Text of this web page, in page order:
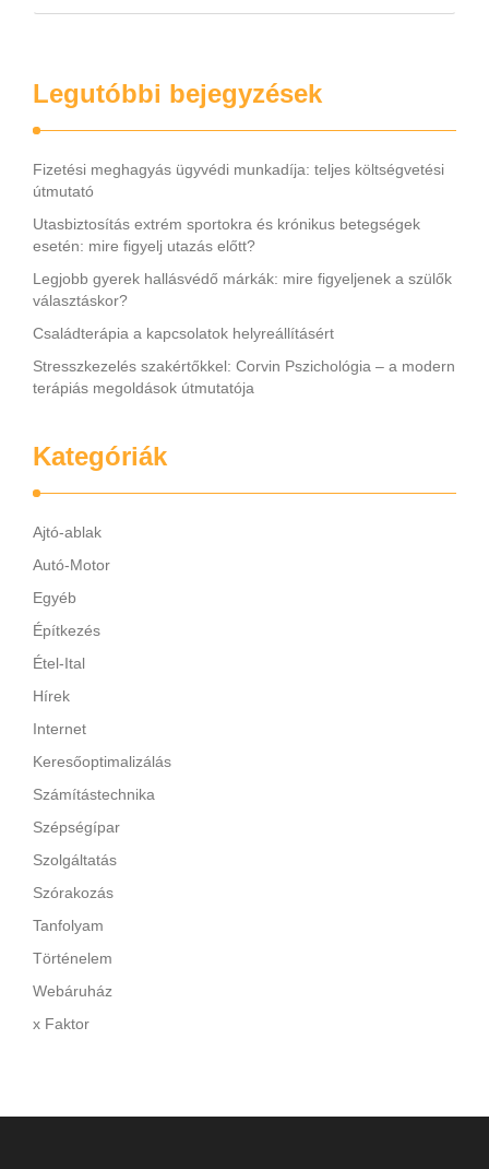
kényelmetlenséget, félelmet vagy dezorientáltságot is
Legutóbbi bejegyzések
Fizetési meghagyás ügyvédi munkadíja: teljes költségvetési
útmutató
Utasbiztosítás extrém sportokra és krónikus betegségek
esetén: mire figyelj utazás előtt?
Legjobb gyerek hallásvédő márkák: mire figyeljenek a szülők
választáskor?
Családterápia a kapcsolatok helyreállításért
Stresszkezelés szakértőkkel: Corvin Pszichológia – a modern
terápiás megoldások útmutatója
Kategóriák
Ajtó-ablak
Autó-Motor
Egyéb
Építkezés
Étel-Ital
Hírek
Internet
Keresőoptimalizálás
Számítástechnika
Szépségípar
Szolgáltatás
Szórakozás
Tanfolyam
Történelem
Webáruház
x Faktor